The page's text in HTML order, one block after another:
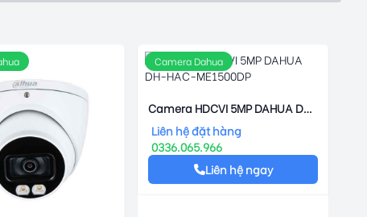
Camera Dahua
Camera HDCVI 5MP DAHUA DH-
HAC-ME1500DP
Liên hệ đặt hàng
0336.065.966
Liên hệ ngay